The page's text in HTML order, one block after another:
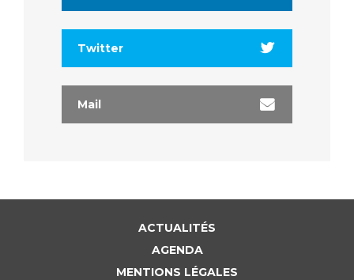
Twitter
Mail
ACTUALITÉS
AGENDA
MENTIONS LÉGALES